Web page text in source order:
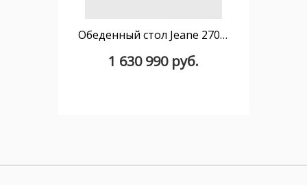
Обеденный стол Jeane 270 см мрамор
1 630 990 руб.